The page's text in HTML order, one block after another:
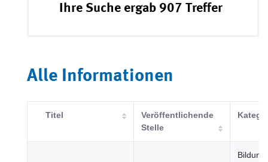
Ihre Suche ergab 907 Treffer
Alle Informationen
Titel
Veröffentlichende
Stelle
Bildung,